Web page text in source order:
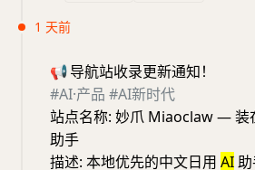
1 天前
📢导航站收录更新通知！
#AI·产品 #AI新时代
站点名称: 妙爪 Miaoclaw — 装
助手
描述: 本地优先的中文日用 AI